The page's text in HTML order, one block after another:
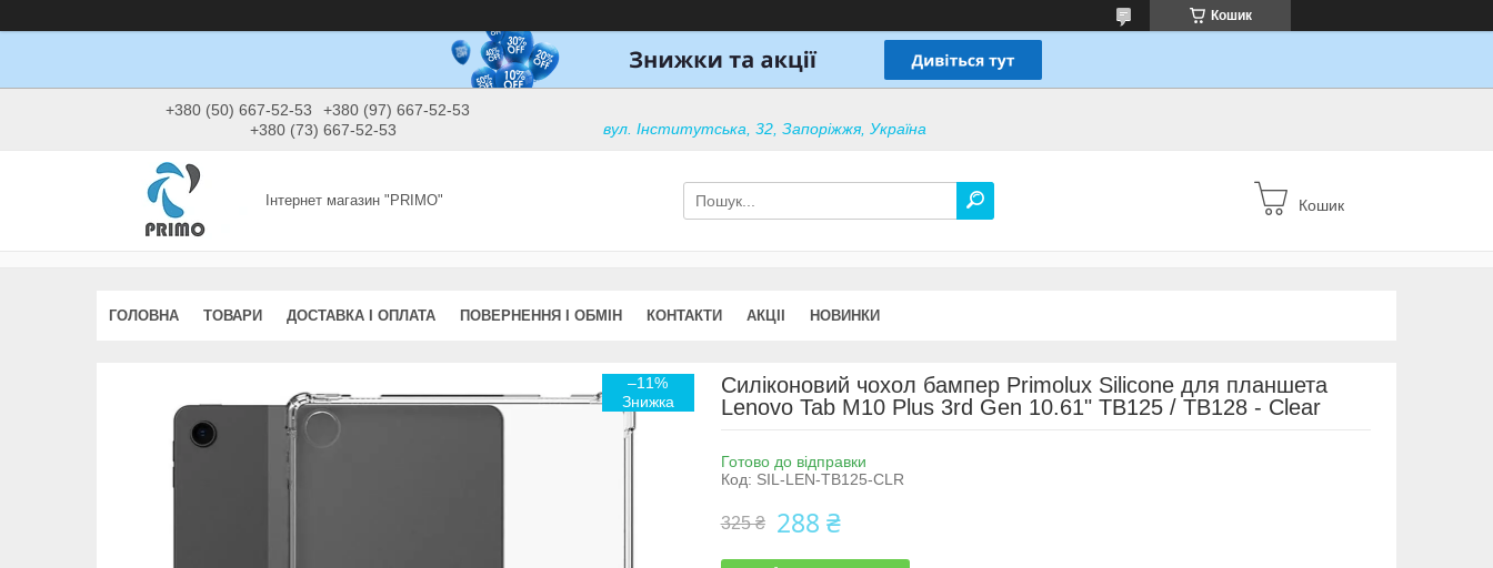
Кошик
+380 (50) 667-52-53
+380 (97) 667-52-53
+380 (73) 667-52-53
вул. Інститутська, 32, Запоріжжя, Україна
Інтернет магазин "PRIMO" Кошик
ГОЛОВНА ТОВАРИ ДОСТАВКА І ОПЛАТА ПОВЕРНЕННЯ І ОБМІН КОНТАКТИ АКЦІІ НОВИНКИ
–11%
Силіконовий чохол бампер Primolux Silicone для планшета
Lenovo Tab M10 Plus 3rd Gen 10.61" TB125 / TB128 - Clear
Готово до відправки
Код: SIL-LEN-TB125-CLR
325 ₴ 288 ₴